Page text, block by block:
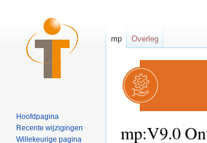
mp:V9.0
mp Overleg
Hoofdpagina
Recente wijzigingen
Willekeurige pagina